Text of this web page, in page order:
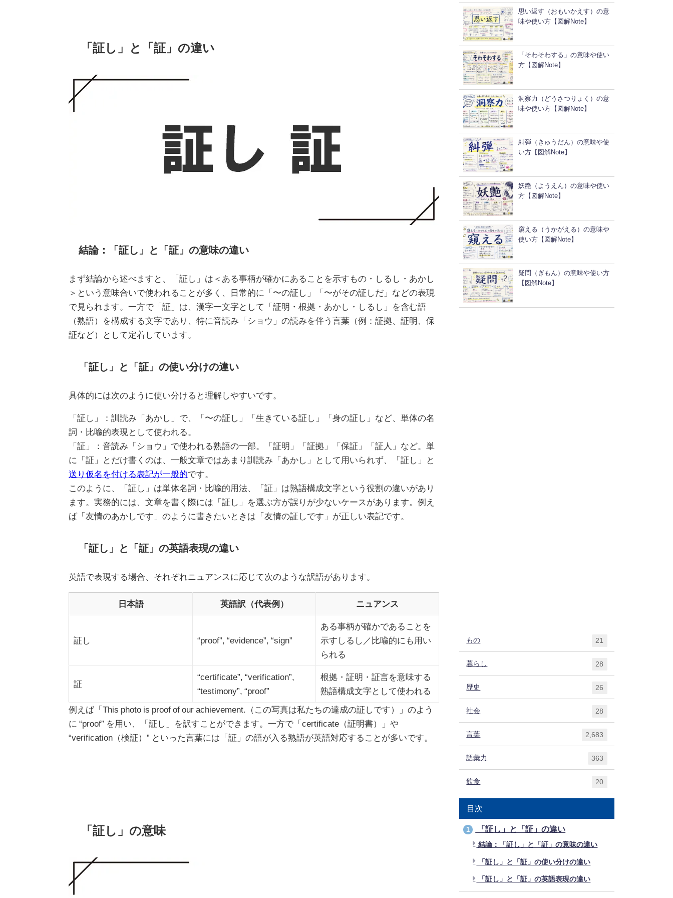
「証し」と「証」の違い
結論：「証し」と「証」の意味の違い
まず結論から述べますと、「証し」は＜ある事柄が確かにあることを示すもの・しるし・あかし
＞という意味合いで使われることが多く、日常的に「〜の証し」「〜がその証しだ」などの表現
で見られます。一方で「証」は、漢字一文字として「証明・根拠・あかし・しるし」を含む語
（熟語）を構成する文字であり、特に音読み「ショウ」の読みを伴う言葉（例：証拠、証明、保
証など）として定着しています。
「証し」と「証」の使い分けの違い
具体的には次のように使い分けると理解しやすいです。
「証し」：訓読み「あかし」で、「〜の証し」「生きている証し」「身の証し」など、単体の名
詞・比喩的表現として使われる。
「証」：音読み「ショウ」で使われる熟語の一部。「証明」「証拠」「保証」「証人」など。単
に「証」とだけ書くのは、一般文章ではあまり訓読み「あかし」として用いられず、「証し」と
送り仮名を付ける表記が一般的です。
このように、「証し」は単体名詞・比喩的用法、「証」は熟語構成文字という役割の違いがあり
ます。実務的には、文章を書く際には「証し」を選ぶ方が誤りが少ないケースがあります。例え
ば「友情のあかしです」のように書きたいときは「友情の証しです」が正しい表記です。
「証し」と「証」の英語表現の違い
英語で表現する場合、それぞれニュアンスに応じて次のような訳語があります。
日本語 英語訳（代表例） ニュアンス
証し “proof”, “evidence”, “sign”
ある事柄が確かであることを
示すしるし／比喩的にも用い
られる
証
“certificate”, “verification”,
“testimony”, “proof”
根拠・証明・証言を意味する
熟語構成文字として使われる
例えば「This photo is proof of our achievement.（この写真は私たちの達成の証しです）」のよう
に “proof” を用い、「証し」を訳すことができます。一方で「certificate（証明書）」や
“verification（検証）” といった言葉には「証」の語が入る熟語が英語対応することが多いです。
「証し」の意味
思い返す（おもいかえす）の意
味や使い方【図解Note】
「そわそわする」の意味や使い
方【図解Note】
洞察力（どうさつりょく）の意
味や使い方【図解Note】
糾弾（きゅうだん）の意味や使
い方【図解Note】
妖艶（ようえん）の意味や使い
方【図解Note】
窺える（うかがえる）の意味や
使い方【図解Note】
疑問（ぎもん）の意味や使い方
【図解Note】
もの 21
暮らし 28
歴史 26
社会 28
言葉 2,683
語彙力 363
飲食 20
目次
1 「証し」と「証」の違い
結論：「証し」と「証」の意味の違い
「証し」と「証」の使い分けの違い
「証し」と「証」の英語表現の違い